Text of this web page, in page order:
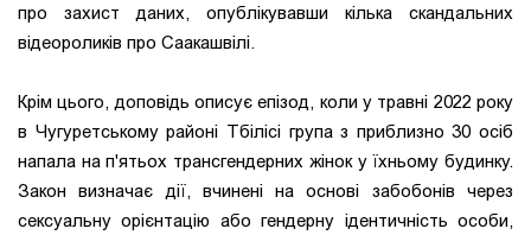
про захист даних, опублікувавши кілька скандальних
відеороликів про Саакашвілі.
Крім цього, доповідь описує епізод, коли у травні 2022 року
в Чугуретському районі Тбілісі група з приблизно 30 осіб
напала на п'ятьох трансгендерних жінок у їхньому будинку.
Закон визначає дії, вчинені на основі забобонів через
сексуальну орієнтацію або гендерну ідентичність особи,